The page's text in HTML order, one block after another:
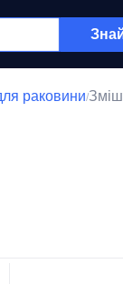
раковини/